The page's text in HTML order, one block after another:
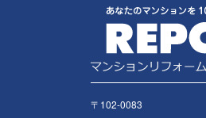
〒102-0083